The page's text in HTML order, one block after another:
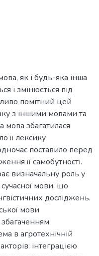
як і будь-яка інша
і змінюється під
помітний цей
з іншими мовами та
мова збагатилася
її лексику
поставило перед
її самобутності.
визначальну роль у
мови, що
досліджень.
мови
в агротехнічній
інтеграцією